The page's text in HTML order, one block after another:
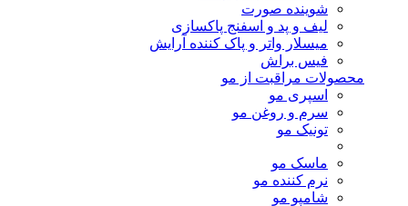
شوینده صورت
لیف و پد و اسفنج پاکسازی
میسلار واتر و پاک کننده آرایش
فیس براش
محصولات مراقبت از مو
اسپری مو
سرم و روغن مو
تونیک مو
ماسک مو
نرم کننده مو
شامپو مو